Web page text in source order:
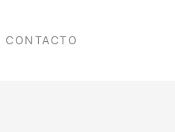
CONTACTO